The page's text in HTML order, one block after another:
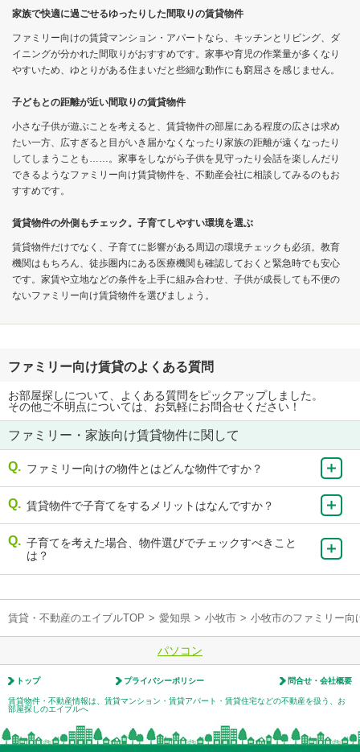
家族で快適に過ごせるゆったりした間取りの賃貸物件
ファミリー向けの賃貸マンション・アパートなら、キッチンとリビング、ダ
イニングが分かれた間取りがおすすめです。家事や育児の作業量が多くなり
やすいため、ゆとりがある住まいだと些細な動作にも窮屈さを感じません。
子どもとの距離が近い間取りの賃貸物件
小さな子供が遊ぶことを考えると、賃貸物件の部屋にある程度の広さは求め
たい一方、広すぎると目がいき届かなくなったり家族の距離が遠くなったり
してしまうことも……。家事をしながら子供を見守ったり会話を楽しんだり
できるようなファミリー向け賃貸物件を、不動産会社に相談してみるのもお
すすめです。
賃貸物件の外側もチェック。子育てしやすい環境を選ぶ
賃貸物件だけでなく、子育てに影響がある周辺の環境チェックも必須。教育
機関はもちろん、徒歩圏内にある医療機関も確認しておくと緊急時でも安心
です。家賃や立地などの条件を上手に組み合わせ、子供が成長しても不便の
ないファミリー向け賃貸物件を選びましょう。
ファミリー向け賃貸のよくある質問
お部屋探しについて、よくある質問をピックアップしました。
その他ご不明点については、お気軽にお問合せください！
ファミリー・家族向け賃貸物件に関して
ファミリー向けの物件とはどんな物件ですか？
賃貸物件で子育てをするメリットはなんですか？
子育てを考えた場合、物件選びでチェックすべきこと
は？
賃貸・不動産のエイブルTOP > 愛知県 > 小牧市 > 小牧市のファミリー向
パソコン
トップ プライバシーポリシー 問合せ・会社概要
賃貸物件・不動産情報は、賃貸マンション・賃貸アパート・賃貸住宅などの不動産を扱う、お
部屋探しのエイブルへ